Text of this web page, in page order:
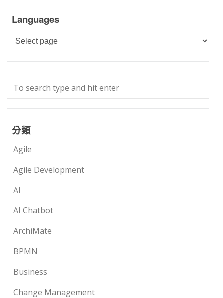
Languages
Languages
分類
Agile
Agile Development
AI
AI Chatbot
ArchiMate
BPMN
Business
Change Management